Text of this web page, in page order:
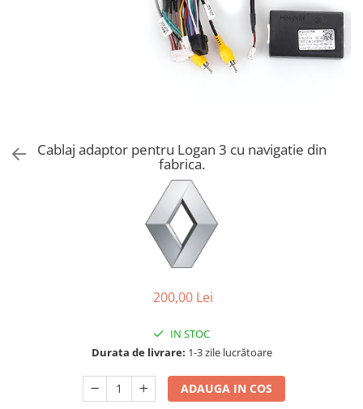
Cablaj adaptor pentru Logan 3 cu navigatie din
fabrica.
200,00 Lei
IN STOC
Durata de livrare: 1-3 zile lucrătoare
ADAUGA IN COS